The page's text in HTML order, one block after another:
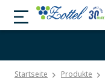
Startseite Produkte